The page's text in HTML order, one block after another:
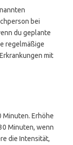
bei
du geplante
regelmäßige
mit
Minuten. Erhöhe
Minuten, wenn
die Intensität,